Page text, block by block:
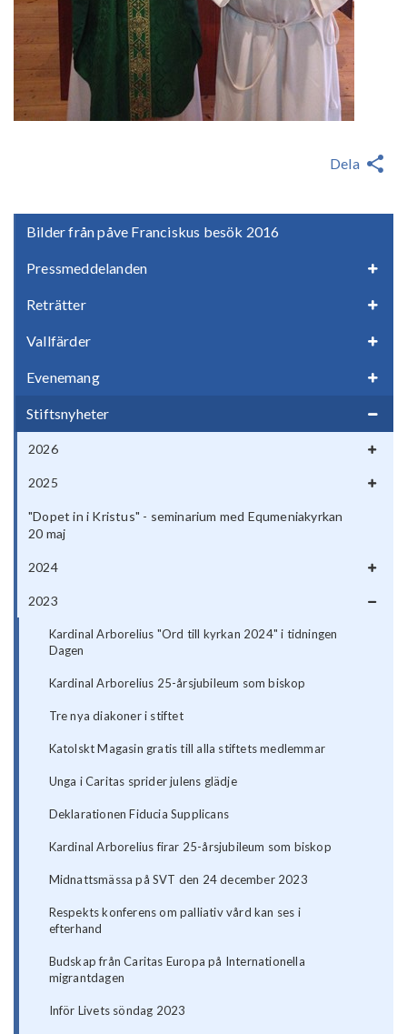
Bilder från påve Franciskus besök 2016
Pressmeddelanden
Reträtter
Vallfärder
Evenemang
Stiftsnyheter
2026
2025
"Dopet in i Kristus" - seminarium med Equmeniakyrkan
20 maj
2024
2023
Kardinal Arborelius "Ord till kyrkan 2024" i tidningen
Dagen
Kardinal Arborelius 25-årsjubileum som biskop
Tre nya diakoner i stiftet
Katolskt Magasin gratis till alla stiftets medlemmar
Unga i Caritas sprider julens glädje
Deklarationen Fiducia Supplicans
Kardinal Arborelius firar 25-årsjubileum som biskop
Midnattsmässa på SVT den 24 december 2023
Respekts konferens om palliativ vård kan ses i
efterhand
Budskap från Caritas Europa på Internationella
migrantdagen
Inför Livets söndag 2023
Dela